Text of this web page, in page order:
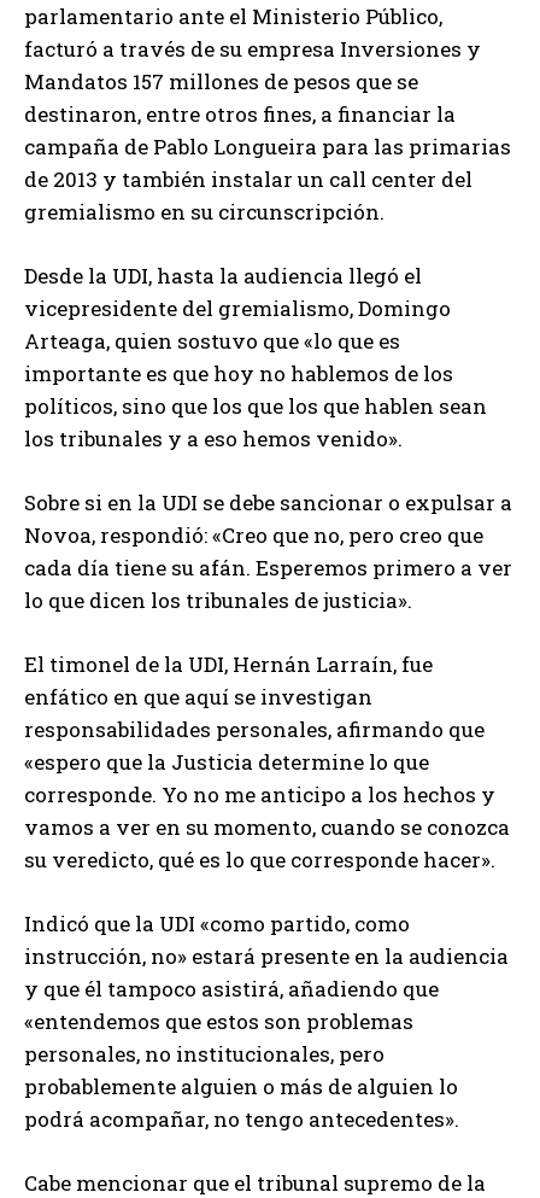
parlamentario ante el Ministerio Público,
facturó a través de su empresa Inversiones y
Mandatos 157 millones de pesos que se
destinaron, entre otros fines, a financiar la
campaña de Pablo Longueira para las primarias
de 2013 y también instalar un call center del
gremialismo en su circunscripción.
Desde la UDI, hasta la audiencia llegó el
vicepresidente del gremialismo, Domingo
Arteaga, quien sostuvo que «lo que es
importante es que hoy no hablemos de los
políticos, sino que los que los que hablen sean
los tribunales y a eso hemos venido».
Sobre si en la UDI se debe sancionar o expulsar a
Novoa, respondió: «Creo que no, pero creo que
cada día tiene su afán. Esperemos primero a ver
lo que dicen los tribunales de justicia».
El timonel de la UDI, Hernán Larraín, fue
enfático en que aquí se investigan
responsabilidades personales, afirmando que
«espero que la Justicia determine lo que
corresponde. Yo no me anticipo a los hechos y
vamos a ver en su momento, cuando se conozca
su veredicto, qué es lo que corresponde hacer».
Indicó que la UDI «como partido, como
instrucción, no» estará presente en la audiencia
y que él tampoco asistirá, añadiendo que
«entendemos que estos son problemas
personales, no institucionales, pero
probablemente alguien o más de alguien lo
podrá acompañar, no tengo antecedentes».
Cabe mencionar que el tribunal supremo de la